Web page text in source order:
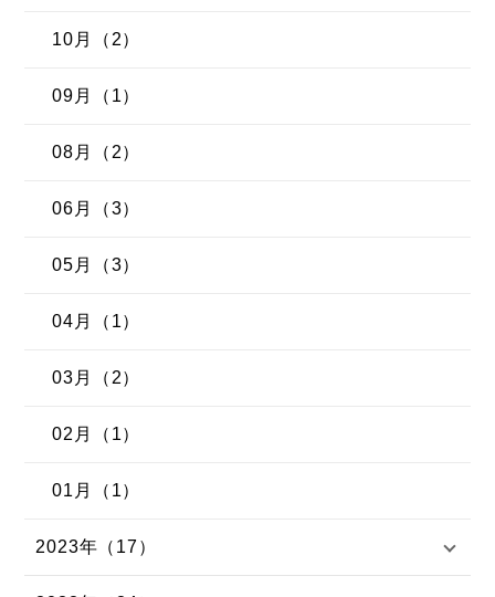
10月（2）
09月（1）
08月（2）
06月（3）
05月（3）
04月（1）
03月（2）
02月（1）
01月（1）
2023年（17）